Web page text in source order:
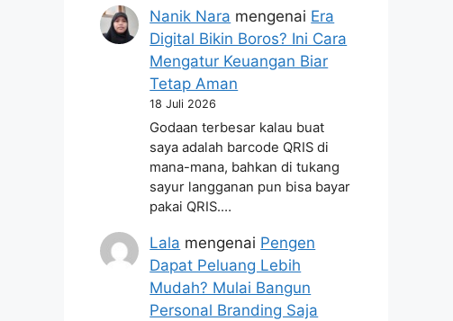
Nanik Nara mengenai Era
Digital Bikin Boros? Ini Cara
Mengatur Keuangan Biar
Tetap Aman
18 Juli 2026
Godaan terbesar kalau buat
saya adalah barcode QRIS di
mana-mana, bahkan di tukang
sayur langganan pun bisa bayar
pakai QRIS.…
Lala mengenai Pengen
Dapat Peluang Lebih
Mudah? Mulai Bangun
Personal Branding Saja